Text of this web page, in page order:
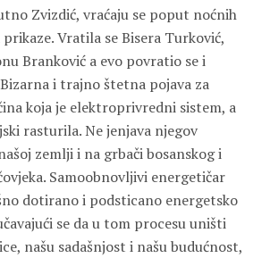
Zvizdić, vraćaju se poput noćnih
Vratila se Bisera Turković,
Branković a evo povratio se i
Bizarna i trajno štetna pojava za
koja je elektroprivredni sistem, a
rasturila. Ne jenjava njegov
zemlji i na grbači bosanskog i
Samoobnovljivi energetičar
dotirano i podsticano energetsko
se da u tom procesu uništi
našu sadašnjost i našu budućnost,